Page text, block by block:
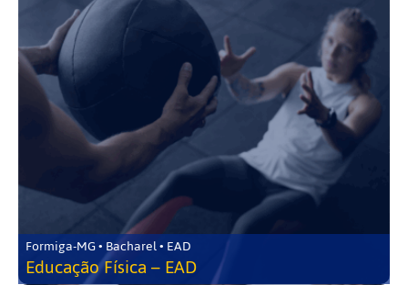
Formiga-MG • Bacharel • EAD
Educação Física – EAD